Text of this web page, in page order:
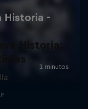
Historia: